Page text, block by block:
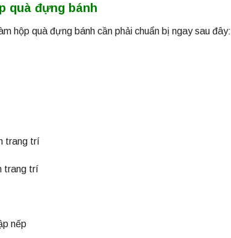
quà đựng bánh
hộp quà đựng bánh cần phải chuẩn bị ngay sau đây:
trang trí
trang trí
nếp